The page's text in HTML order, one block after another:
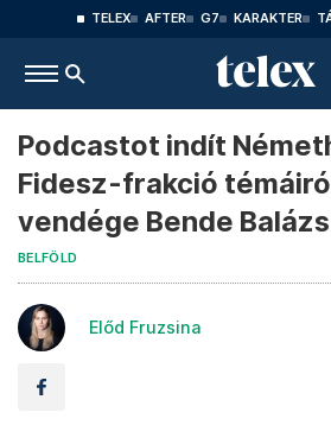
TELEX AFTER G7 KARAKTER
Podcastot indít
Fidesz-frakció
vendége Bende
BELFÖLD
Előd Fruzsina